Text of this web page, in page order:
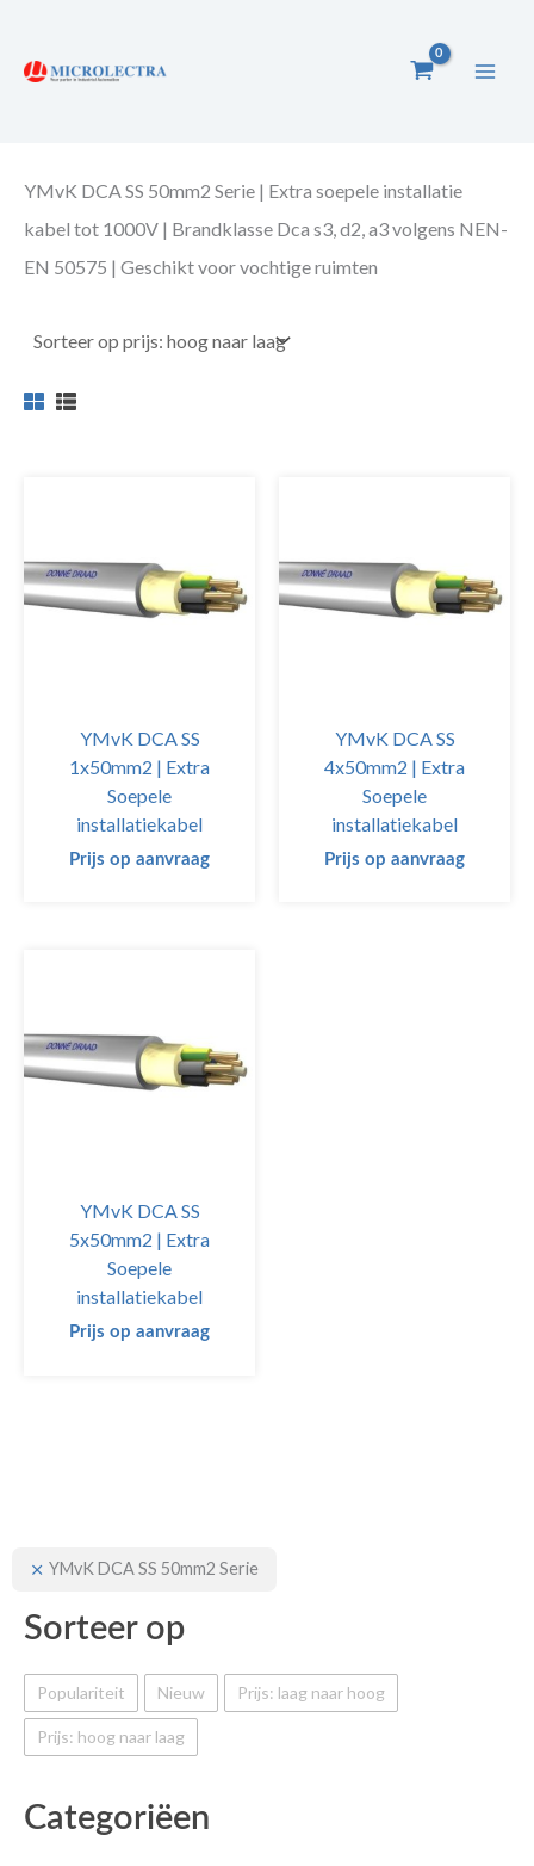
naar
YMvK DCA SS 50mm2 Serie
Sorteer op
Populariteit Nieuw Prijs: laag naar hoog
Prijs: hoog naar laag
Categoriëen
YMvK DCA SS 50mm2 Serie | Extra soepele installatie
kabel tot 1000V | Brandklasse Dca s3, d2, a3 volgens NEN-
EN 50575 | Geschikt voor vochtige ruimten
YMvK DCA SS
1x50mm2 | Extra
Soepele
installatiekabel
Prijs op aanvraag
YMvK DCA SS
4x50mm2 | Extra
Soepele
installatiekabel
Prijs op aanvraag
YMvK DCA SS
5x50mm2 | Extra
Soepele
installatiekabel
Prijs op aanvraag